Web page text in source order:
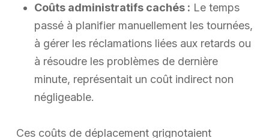
Coûts administratifs cachés : Le temps
passé à planifier manuellement les tournées,
à gérer les réclamations liées aux retards ou
à résoudre les problèmes de dernière
minute, représentait un coût indirect non
négligeable.
Ces coûts de déplacement grignotaient